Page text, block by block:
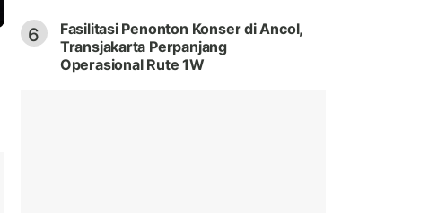
6
Fasilitasi Penonton Konser di Ancol,
Transjakarta Perpanjang
Operasional Rute 1W